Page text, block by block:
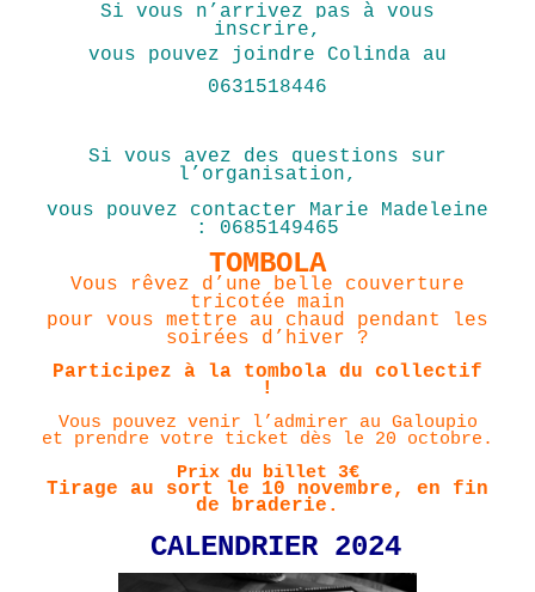
Si vous n’arrivez pas à vous
inscrire,
vous pouvez joindre Colinda au
0631518446
Si vous avez des questions sur
l’organisation,
vous pouvez contacter Marie Madeleine
: 0685149465
TOMBOLA
Vous rêvez d’une belle couverture
tricotée main
pour vous mettre au chaud pendant les
soirées d’hiver ?
Participez à la tombola du collectif
!
Vous pouvez venir l’admirer au Galoupio
et prendre votre ticket dès le 20 octobre.
Prix du billet 3€
Tirage au sort le 10 novembre, en fin
de braderie.
CALENDRIER 2024